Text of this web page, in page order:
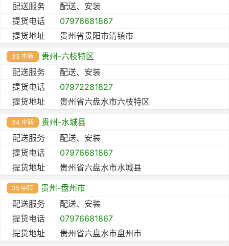
配送服务
配送、安装
提货电话
07976681867
提货地址
贵州省贵阳市清镇市
33 中转
贵州-六枝特区
配送服务
配送、安装
提货电话
07972281827
提货地址
贵州省六盘水市六枝特区
34 中转
贵州-水城县
配送服务
配送、安装
提货电话
07976681867
提货地址
贵州省六盘水市水城县
35 中转
贵州-盘州市
配送服务
配送、安装
提货电话
07976681867
提货地址
贵州省六盘水市盘州市